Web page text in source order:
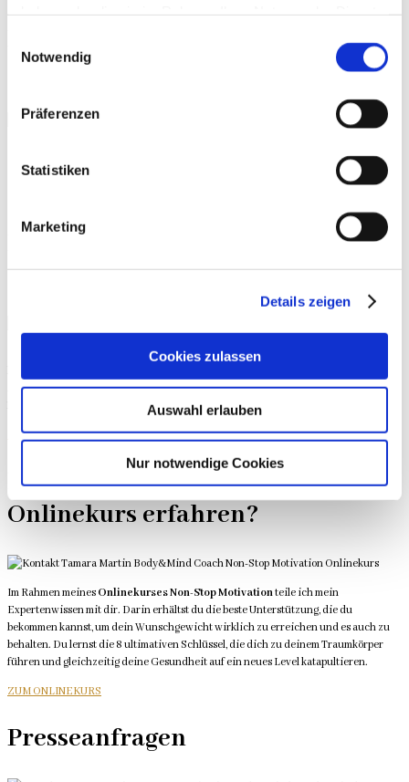
Notwendig
Präferenzen
Statistiken
Marketing
Details zeigen
Cookies zulassen
Auswahl erlauben
Nur notwendige Cookies
Hast du eine Frage zu meinem
Onlinekurs?
Ich bin Montag bis Freitag von 9:00 bis 15:00 Uhr erreichbar und melde mich
Du möchtest GRATIS von mir
gecoacht werden?
GRATIS Video-Serie hast du die Gelegenheit, mich
Ausserdem bekommst du exklusive Einblicke in meinen brandneuen Onlinekurs
ZUM GRATIS COACHING
Du möchtest mehr über meinen
Onlinekurs erfahren?
Im Rahmen meines Onlinekurses Non-Stop Motivationteile ich mein
Expertenwissen mit dir. Darin erhältst du die beste Unterstützung, die du
bekommen kannst, um dein Wunschgewicht wirklich zu erreichen und es auch zu
behalten. Du lernst die 8 ultimativen Schlüssel, die dich zu deinem Traumkörper
führen und gleichzeitig deine Gesundheit auf ein neues Level katapultieren.
ZUM ONLINEKURS
Presseanfragen